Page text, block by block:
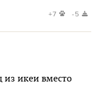
+7 -5
из икеи вместо